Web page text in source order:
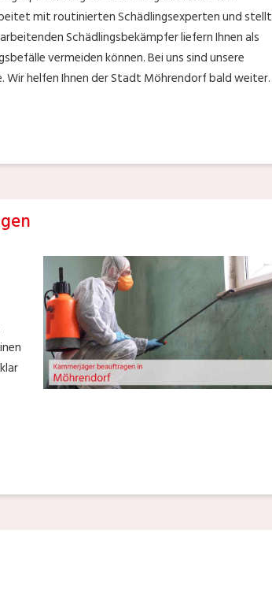
mit routinierten Schädlingsexperten und stellt
Schädlingsbekämpfer liefern Ihnen als
vermeiden können. Bei uns sind unsere
Wir helfen Ihnen der Stadt Möhrendorf bald weiter.